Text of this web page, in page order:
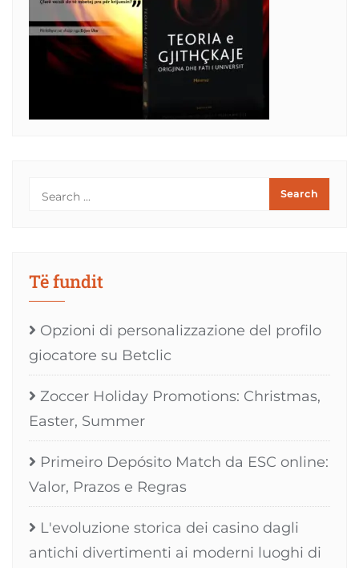
Të fundit
Opzioni di personalizzazione del profilo
giocatore su Betclic
Zoccer Holiday Promotions: Christmas,
Easter, Summer
Primeiro Depósito Match da ESC online:
Valor, Prazos e Regras
L'evoluzione storica dei casino dagli
antichi divertimenti ai moderni luoghi di